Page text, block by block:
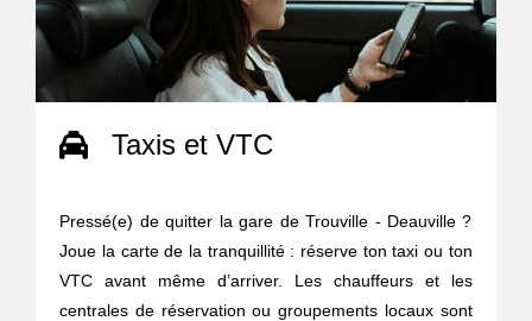
Taxis et VTC
Pressé(e) de quitter la gare de Trouville - Deauville ?
Joue la carte de la tranquillité : réserve ton taxi ou ton
VTC avant même d’arriver. Les chauffeurs et les
centrales de réservation ou groupements locaux sont